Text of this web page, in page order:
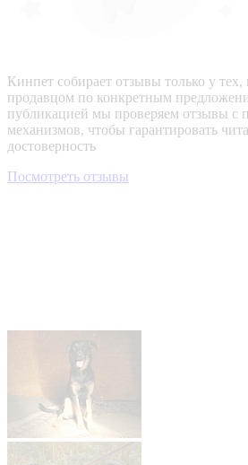
Кинпет собирает отзывы только у тех,
продавцом по конкретным
публикацией мы проверяем отзывы с
механизмов, чтобы гарантировать
достоверность
Посмотреть отзывы